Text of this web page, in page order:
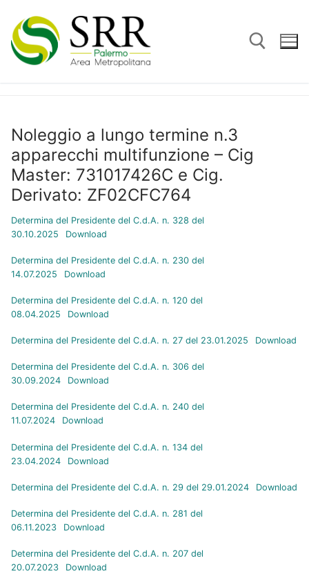
contenuto
Noleggio a lungo termine n.3
apparecchi multifunzione – Cig
Master: 731017426C e Cig.
Derivato: ZF02CFC764
Determina del Presidente del C.d.A. n. 328 del
30.10.2025
Download
Determina del Presidente del C.d.A. n. 230 del
14.07.2025
Download
Determina del Presidente del C.d.A. n. 120 del
08.04.2025
Download
Determina del Presidente del C.d.A. n. 27 del 23.01.2025 Download
Determina del Presidente del C.d.A. n. 306 del
30.09.2024
Download
Determina del Presidente del C.d.A. n. 240 del
11.07.2024
Download
Determina del Presidente del C.d.A. n. 134 del
23.04.2024
Download
Determina del Presidente del C.d.A. n. 29 del 29.01.2024 Download
Determina del Presidente del C.d.A. n. 281 del
06.11.2023
Download
Determina del Presidente del C.d.A. n. 207 del
20.07.2023
Download